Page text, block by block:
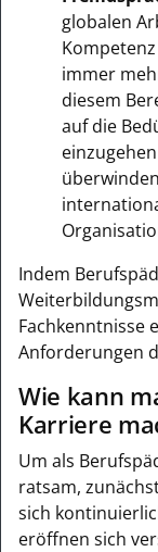
globalen
immer
diesem
auf die
Indem
Fachkenntnisse
Anforderungen
Wie kann
Karriere
Um als
ratsam,
sich
eröffnen sich